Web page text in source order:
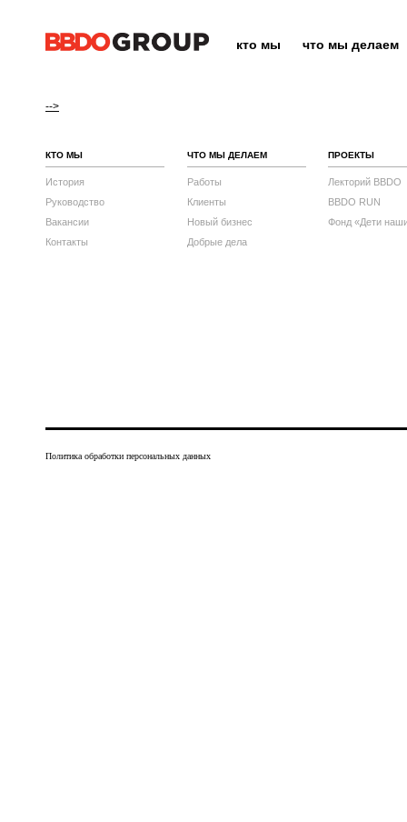
кто мы что мы делаем
-->
КТО МЫ
История
Руководство
Вакансии
Контакты
ЧТО МЫ ДЕЛАЕМ
Работы
Клиенты
Новый бизнес
Добрые дела
ПРОЕКТЫ
Лекторий BBDO
BBDO RUN
Фонд «Дети
Политика обработки персональных данных